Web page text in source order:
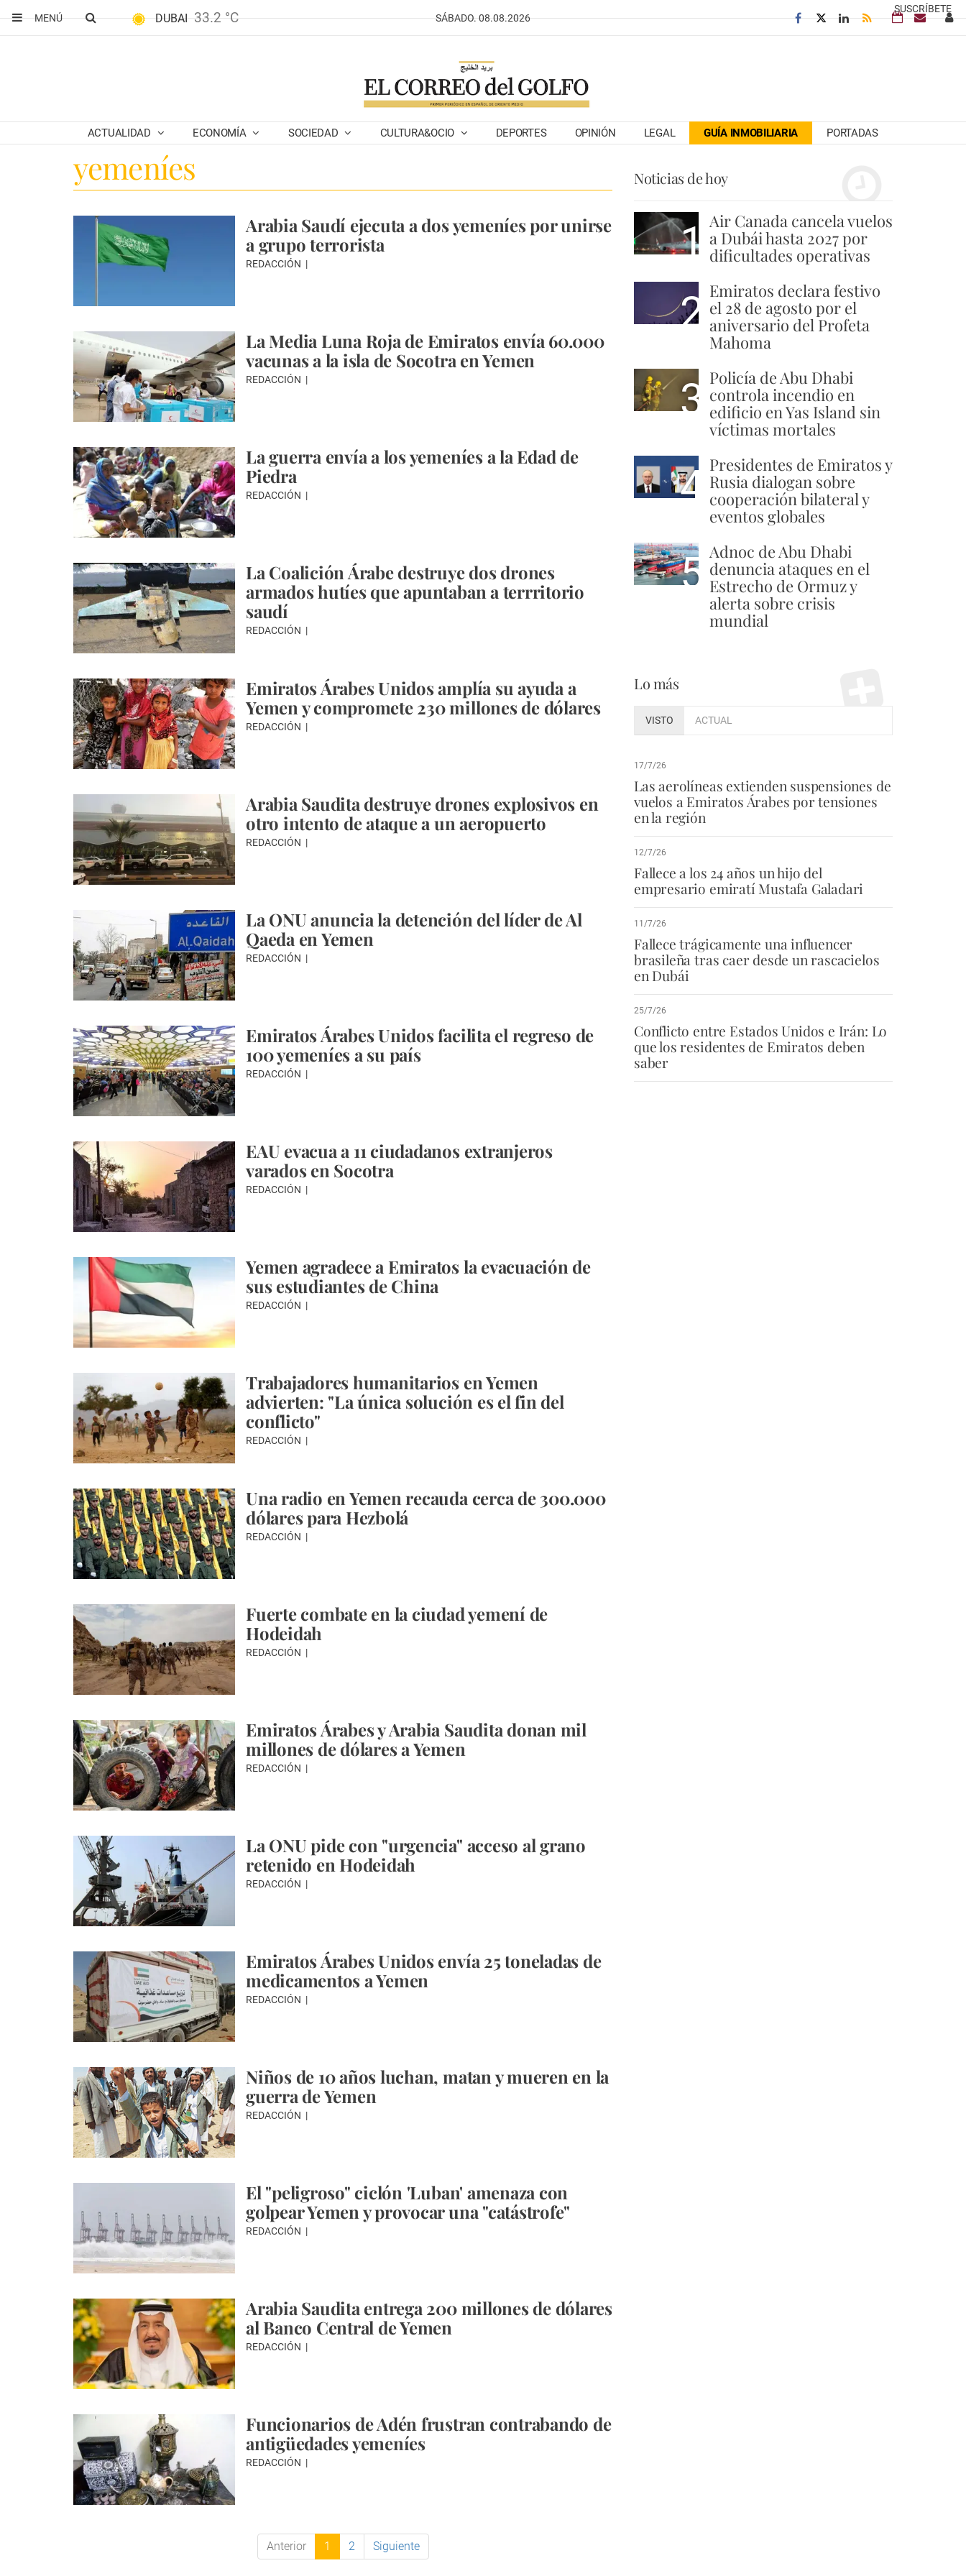
SUSCRÍBETE
MENÚ
DUBAI 33.2 °C SÁBADO. 08.08.2026
ACTUALIDAD ECONOMÍA SOCIEDAD CULTURA&OCIO DEPORTES OPINIÓN LEGAL GUÍA INMOBILIARIA PORTADAS
yemeníes
Arabia Saudí ejecuta a dos yemeníes por unirse
a grupo terrorista
REDACCIÓN
La Media Luna Roja de Emiratos envía 60.000
vacunas a la isla de Socotra en Yemen
REDACCIÓN
La guerra envía a los yemeníes a la Edad de
Piedra
REDACCIÓN
La Coalición Árabe destruye dos drones
armados hutíes que apuntaban a terrritorio
saudí
REDACCIÓN
Emiratos Árabes Unidos amplía su ayuda a
Yemen y compromete 230 millones de dólares
REDACCIÓN
Arabia Saudita destruye drones explosivos en
otro intento de ataque a un aeropuerto
REDACCIÓN
La ONU anuncia la detención del líder de Al
Qaeda en Yemen
REDACCIÓN
Emiratos Árabes Unidos facilita el regreso de
100 yemeníes a su país
REDACCIÓN
EAU evacua a 11 ciudadanos extranjeros
varados en Socotra
REDACCIÓN
Yemen agradece a Emiratos la evacuación de
sus estudiantes de China
REDACCIÓN
Trabajadores humanitarios en Yemen
advierten: "La única solución es el fin del
conflicto"
REDACCIÓN
Una radio en Yemen recauda cerca de 300.000
dólares para Hezbolá
REDACCIÓN
Fuerte combate en la ciudad yemení de
Hodeidah
REDACCIÓN
Emiratos Árabes y Arabia Saudita donan mil
millones de dólares a Yemen
REDACCIÓN
La ONU pide con "urgencia" acceso al grano
retenido en Hodeidah
REDACCIÓN
Emiratos Árabes Unidos envía 25 toneladas de
medicamentos a Yemen
REDACCIÓN
Niños de 10 años luchan, matan y mueren en la
guerra de Yemen
REDACCIÓN
El "peligroso" ciclón 'Luban' amenaza con
golpear Yemen y provocar una "catástrofe"
REDACCIÓN
Arabia Saudita entrega 200 millones de dólares
al Banco Central de Yemen
REDACCIÓN
Funcionarios de Adén frustran contrabando de
antigüedades yemeníes
REDACCIÓN
Anterior 1 2 Siguiente
Noticias de hoy
1 Air Canada cancela vuelos
a Dubái hasta 2027 por
dificultades operativas
2 Emiratos declara festivo
el 28 de agosto por el
aniversario del Profeta
Mahoma
3 Policía de Abu Dhabi
controla incendio en
edificio en Yas Island sin
víctimas mortales
4 Presidentes de Emiratos y
Rusia dialogan sobre
cooperación bilateral y
eventos globales
5 Adnoc de Abu Dhabi
denuncia ataques en el
Estrecho de Ormuz y
alerta sobre crisis
mundial
Lo más
VISTO ACTUAL
17/7/26
Las aerolíneas extienden suspensiones de
vuelos a Emiratos Árabes por tensiones
en la región
12/7/26
Fallece a los 24 años un hijo del
empresario emiratí Mustafa Galadari
11/7/26
Fallece trágicamente una influencer
brasileña tras caer desde un rascacielos
en Dubái
25/7/26
Conflicto entre Estados Unidos e Irán: Lo
que los residentes de Emiratos deben
saber